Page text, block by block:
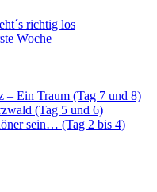
richtig los
Woche
– Ein Traum (Tag 7 und 8)
(Tag 5 und 6)
sein… (Tag 2 bis 4)